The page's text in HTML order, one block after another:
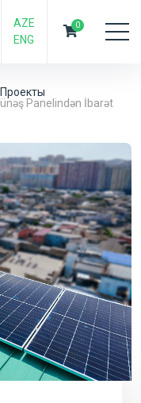
AZE
ENG
0
Проекты
Panelindən İbarət